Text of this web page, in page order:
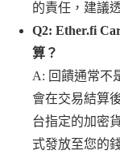
的責任，建議
Q2: Ether.fi
算？
A: 回饋通常不
會在交易結算
台指定的加密
式發放至您的